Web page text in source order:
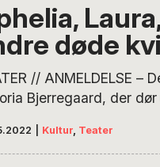
døde
// ANMELDELSE –
Bjerregaard, der
endnu et vers. Hun
den vil måske
Kultur, Teater